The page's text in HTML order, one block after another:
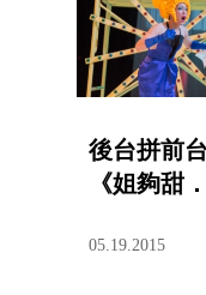
後台拼前
《姐夠甜
05.19.2015